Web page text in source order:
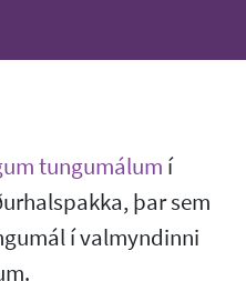
tungumálum í
þar sem
í valmyndinni